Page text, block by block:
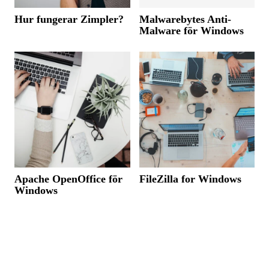
Hur fungerar Zimpler?
Malwarebytes Anti-
Malware för Windows
Apache OpenOffice för
Windows
FileZilla for Windows